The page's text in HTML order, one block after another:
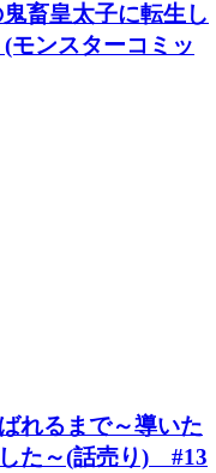
畜皇太子に転生し
モンスターコミッ
れるまで～導いた
た～(話売り) #13